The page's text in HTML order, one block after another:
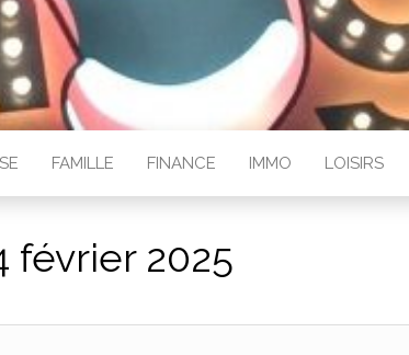
FAMILLE FINANCE IMMO LOISIRS
février 2025